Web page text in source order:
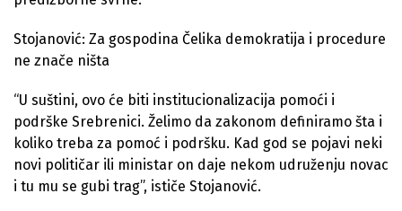
Stojanović: Za gospodina Čelika demokratija i procedure
ne znače ništa
“U suštini, ovo će biti institucionalizacija pomoći i
podrške Srebrenici. Želimo da zakonom definiramo šta i
koliko treba za pomoć i podršku. Kad god se pojavi neki
novi političar ili ministar on daje nekom udruženju novac
i tu mu se gubi trag”, ističe Stojanović.